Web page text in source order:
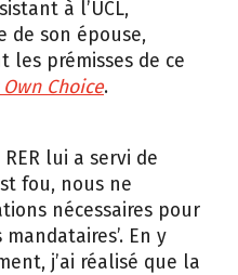
à l’UCL,
de son épouse,
les prémisses de ce
Choice.
lui a servi de
fou, nous ne
nécessaires pour
En y
j’ai réalisé que la